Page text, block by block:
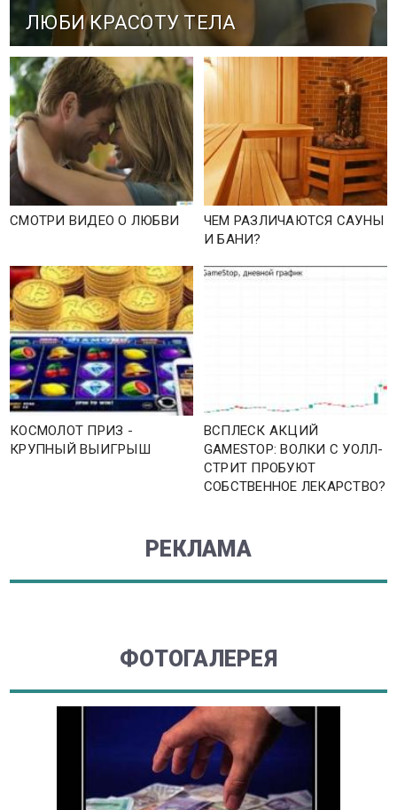
ЛЮБИ КРАСОТУ ТЕЛА
СМОТРИ ВИДЕО О ЛЮБВИ
ЧЕМ РАЗЛИЧАЮТСЯ САУНЫ
И БАНИ?
КОСМОЛОТ ПРИЗ -
КРУПНЫЙ ВЫИГРЫШ
ВСПЛЕСК АКЦИЙ
GAMESTOP: ВОЛКИ С УОЛЛ-
СТРИТ ПРОБУЮТ
СОБСТВЕННОЕ ЛЕКАРСТВО?
РЕКЛАМА
ФОТОГАЛЕРЕЯ